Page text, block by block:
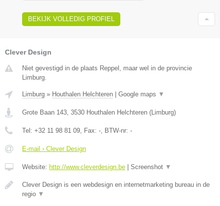
BEKIJK VOLLEDIG PROFIEL
Clever Design
Niet gevestigd in de plaats Reppel, maar wel in de provincie
Limburg.
Limburg » Houthalen Helchteren Google maps ▼
Grote Baan 143 3530 Houthalen Helchteren ( Limburg)
Tel: +32 11 98 81 09 , Fax: - , BTW-nr: -
E-mail › Clever Design
Website: http://www.cleverdesign.be Screenshot ▼
Clever Design is een webdesign en internetmarketing bureau in de
regio ▼